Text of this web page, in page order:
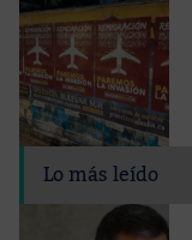
Lo más leído